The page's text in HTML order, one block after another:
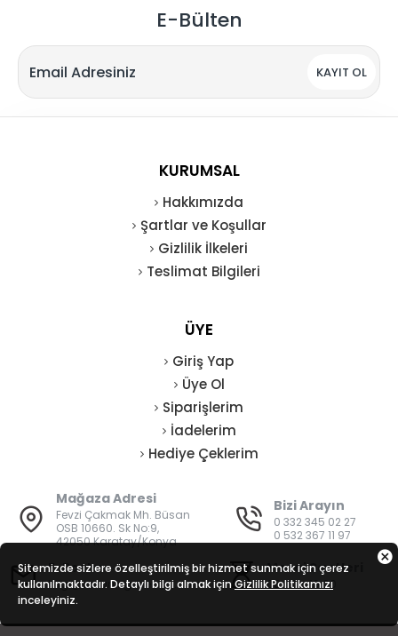
E-Bülten
KAYIT OL
KURUMSAL
Hakkımızda
Şartlar ve Koşullar
Gizlilik İlkeleri
Teslimat Bilgileri
ÜYE
Giriş Yap
Üye Ol
Siparişlerim
İadelerim
Hediye Çeklerim
Mağaza Adresi
Fevzi Çakmak Mh. Büsan
OSB 10660. Sk No:9,
42050 Karatay/Konya
Bizi Arayın
0 332 345 02 27
0 532 367 11 97
E-Posta
bilgi@vatanisguvenligi.com
Mesai Saatleri
08:00 - 19:00
Sitemizde sizlere özelleştirilmiş bir hizmet sunmak için çerez
kullanılmaktadır. Detaylı bilgi almak için Gizlilik Politikamızı
inceleyiniz.